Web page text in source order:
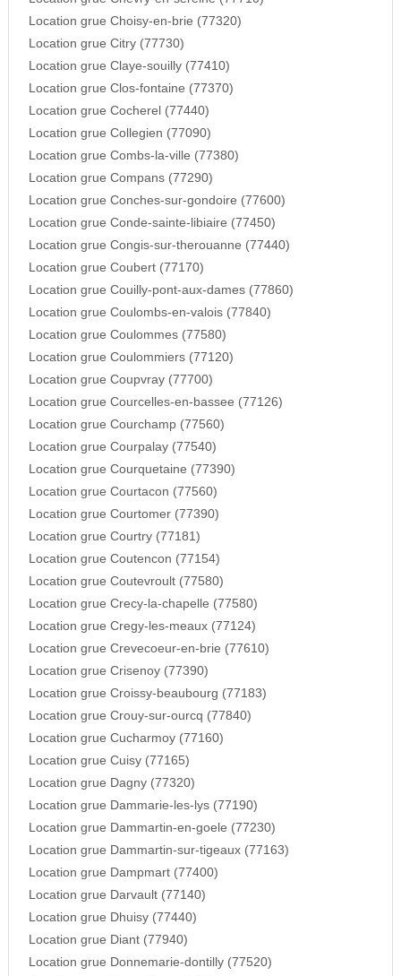
Location grue Choisy-en-brie (77320)
Location grue Citry (77730)
Location grue Claye-souilly (77410)
Location grue Clos-fontaine (77370)
Location grue Cocherel (77440)
Location grue Collegien (77090)
Location grue Combs-la-ville (77380)
Location grue Compans (77290)
Location grue Conches-sur-gondoire (77600)
Location grue Conde-sainte-libiaire (77450)
Location grue Congis-sur-therouanne (77440)
Location grue Coubert (77170)
Location grue Couilly-pont-aux-dames (77860)
Location grue Coulombs-en-valois (77840)
Location grue Coulommes (77580)
Location grue Coulommiers (77120)
Location grue Coupvray (77700)
Location grue Courcelles-en-bassee (77126)
Location grue Courchamp (77560)
Location grue Courpalay (77540)
Location grue Courquetaine (77390)
Location grue Courtacon (77560)
Location grue Courtomer (77390)
Location grue Courtry (77181)
Location grue Coutencon (77154)
Location grue Coutevroult (77580)
Location grue Crecy-la-chapelle (77580)
Location grue Cregy-les-meaux (77124)
Location grue Crevecoeur-en-brie (77610)
Location grue Crisenoy (77390)
Location grue Croissy-beaubourg (77183)
Location grue Crouy-sur-ourcq (77840)
Location grue Cucharmoy (77160)
Location grue Cuisy (77165)
Location grue Dagny (77320)
Location grue Dammarie-les-lys (77190)
Location grue Dammartin-en-goele (77230)
Location grue Dammartin-sur-tigeaux (77163)
Location grue Dampmart (77400)
Location grue Darvault (77140)
Location grue Dhuisy (77440)
Location grue Diant (77940)
Location grue Donnemarie-dontilly (77520)